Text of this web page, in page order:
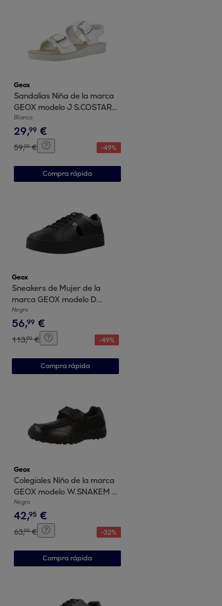
Geox
Sandalias Niña de la marca
GEOX modelo J S.COSTAREI
G.D BLANCO
Blanco
29,99 €
59,00 € -49%
Compra rápida
Geox
Sneakers de Mujer de la
marca GEOX modelo D
SKYELY NEGRO
Negro
56,99 €
113,90 € -49%
Compra rápida
Geox
Colegiales Niño de la marca
GEOX modelo W.SNAKEM B
NEGRO
Negro
42,95 €
63,90 € -32%
Compra rápida